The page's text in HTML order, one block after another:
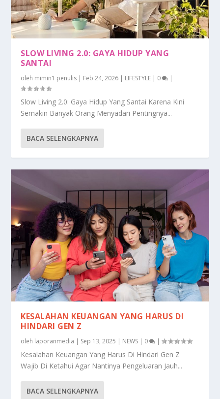
SLOW LIVING 2.0: GAYA HIDUP YANG
SANTAI
oleh mimin1 penulis | Feb 24, 2026 | LIFESTYLE | 0 |
Slow Living 2.0: Gaya Hidup Yang Santai Karena Kini
Semakin Banyak Orang Menyadari Pentingnya...
BACA SELENGKAPNYA
KESALAHAN KEUANGAN YANG HARUS DI
HINDARI GEN Z
oleh laporanmedia Sep 13, 2025 NEWS 0 |
Kesalahan Keuangan Yang Harus Di Hindari Gen Z
Wajib Di Ketahui Agar Nantinya Pengeluaran Jauh...
BACA SELENGKAPNYA